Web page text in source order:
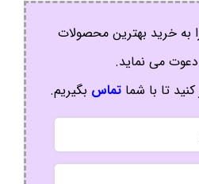
به خرید بهترین محصولات
می نماید.
کنید تا با شماتماس بگیریم.